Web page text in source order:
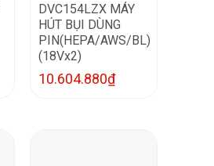
DVC154LZX MÁY
HÚT BỤI DÙNG
PIN(HEPA/AWS/BL)
(18Vx2)
10.604.880₫